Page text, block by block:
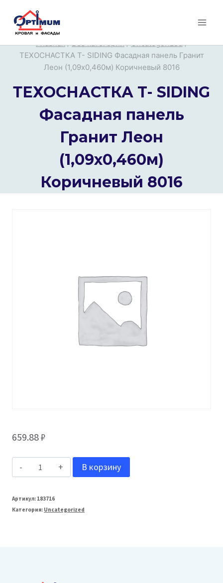
Перейти
Главная / Все категории / Uncategorized /
ТЕХОСНАСТКА T- SIDING Фасадная панель Гранит
Леон (1,09х0,460м) Коричневый 8016
ТЕХОСНАСТКА T- SIDING
Фасадная панель
Гранит Леон
(1,09х0,460м)
Коричневый 8016
659.88₽
Количество
ТЕХОСНАСТКА
T-
В корзину
Артикул: 183716
Категория: Uncategorized